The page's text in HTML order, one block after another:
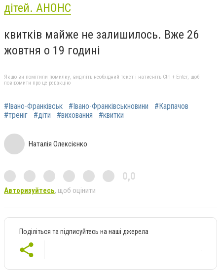
дітей. АНОНС
квитків майже не залишилось. Вже 26
жовтня о 19 годині
Якщо ви помітили помилку, виділіть необхідний текст і натисніть Ctrl + Enter, щоб
повідомити про це редакцію
#Івано-Франківськ #Івано-Франківськновини
#Карпачов
#треніг
#діти #виховання #квитки
Наталія Олексієнко
0,0
Авторизуйтесь, щоб оцінити
Поділіться та підписуйтесь на наші джерела